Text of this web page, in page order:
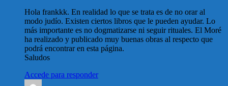
Hola frankkk. En realidad lo que se trata es de no orar al
modo judío. Existen ciertos libros que le pueden ayudar. Lo
más importante es no dogmatizarse ni seguir rituales. El Moré
ha realizado y publicado muy buenas obras al respecto que
podrá encontrar en esta página.
Saludos
Accede para responder